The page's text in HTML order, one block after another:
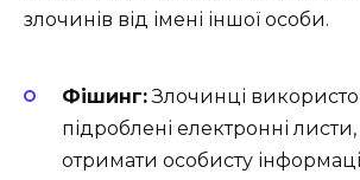
злочинів від імені іншої особи.
Фішинг:Злочинці
підроблені електронні
отримати особисту